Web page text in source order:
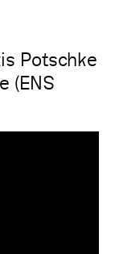
Potschke
(ENS